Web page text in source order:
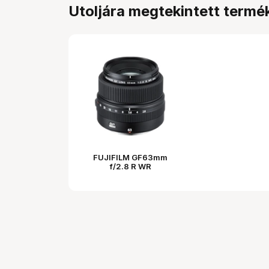
Utoljára megtekintett
FUJIFILM GF63mm
f/2.8 R WR